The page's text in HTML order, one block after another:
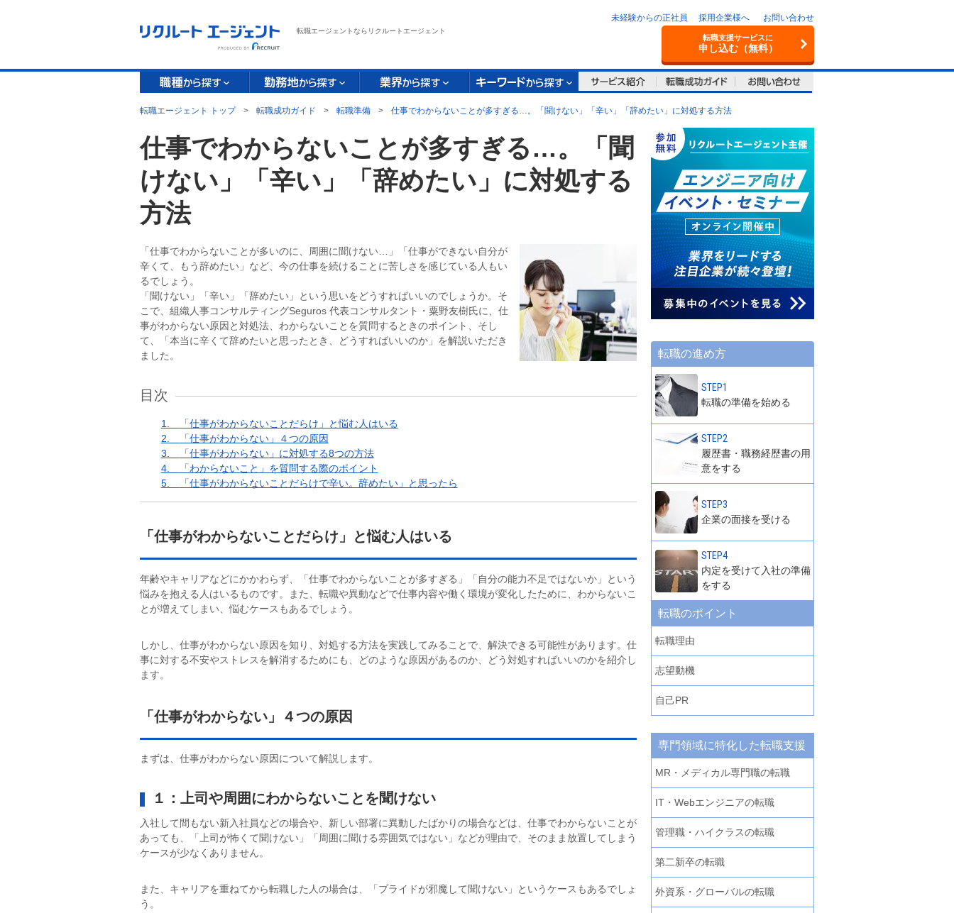
転職エージェントならリクルートエージェント
未経験からの正社員 採用企業様へ お問い合わせ
転職支援サービスに
申し込む（無料）
転職エージェント トップ > 転職成功ガイド > 転職準備 > 仕事でわからないことが多すぎる…。「聞けない」「辛い」「辞めたい」に対処する方法
仕事でわからないことが多すぎる…。「聞
けない」「辛い」「辞めたい」に対処する
方法
「仕事でわからないことが多いのに、周囲に聞けない…」「仕事ができない自分が
辛くて、もう辞めたい」など、今の仕事を続けることに苦しさを感じている人もい
るでしょう。
「聞けない」「辛い」「辞めたい」という思いをどうすればいいのでしょうか。そ
こで、組織人事コンサルティングSeguros 代表コンサルタント・粟野友樹氏に、仕
事がわからない原因と対処法、わからないことを質問するときのポイント、そし
て、「本当に辛くて辞めたいと思ったとき、どうすればいいのか」を解説いただき
ました。
目次
1.
「仕事がわからないことだらけ」と悩む人はいる
2.
「仕事がわからない」４つの原因
3.
「仕事がわからない」に対処する8つの方法
4.
「わからないこと」を質問する際のポイント
5.
「仕事がわからないことだらけで辛い。辞めたい」と思ったら
「仕事がわからないことだらけ」と悩む人はいる
年齢やキャリアなどにかかわらず、「仕事でわからないことが多すぎる」「自分の能力不足ではないか」という
悩みを抱える人はいるものです。また、転職や異動などで仕事内容や働く環境が変化したために、わからないこ
とが増えてしまい、悩むケースもあるでしょう。
しかし、仕事がわからない原因を知り、対処する方法を実践してみることで、解決できる可能性があります。仕
事に対する不安やストレスを解消するためにも、どのような原因があるのか、どう対処すればいいのかを紹介し
ます。
「仕事がわからない」４つの原因
まずは、仕事がわからない原因について解説します。
１：上司や周囲にわからないことを聞けない
入社して間もない新入社員などの場合や、新しい部署に異動したばかりの場合などは、仕事でわからないことが
あっても、「上司が怖くて聞けない」「周囲に聞ける雰囲気ではない」などが理由で、そのまま放置してしまう
ケースが少なくありません。
また、キャリアを重ねてから転職した人の場合は、「プライドが邪魔して聞けない」というケースもあるでしょ
う。
転職の進め方
STEP1
転職の準備を始める
STEP2
履歴書・職務経歴書の用
意をする
STEP3
企業の面接を受ける
STEP4
内定を受けて入社の準備
をする
転職のポイント
転職理由
志望動機
自己PR
専門領域に特化した転職支援
MR・メディカル専門職の転職
IT・Webエンジニアの転職
管理職・ハイクラスの転職
第二新卒の転職
外資系・グローバルの転職